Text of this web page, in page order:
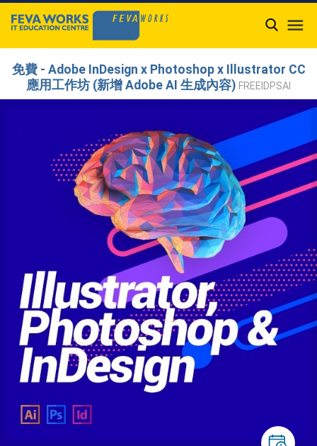

免費 - Adobe InDesign x Photoshop x Illustrator CC
應用工作坊 (新增 Adobe AI 生成內容) FREEIDPSAI